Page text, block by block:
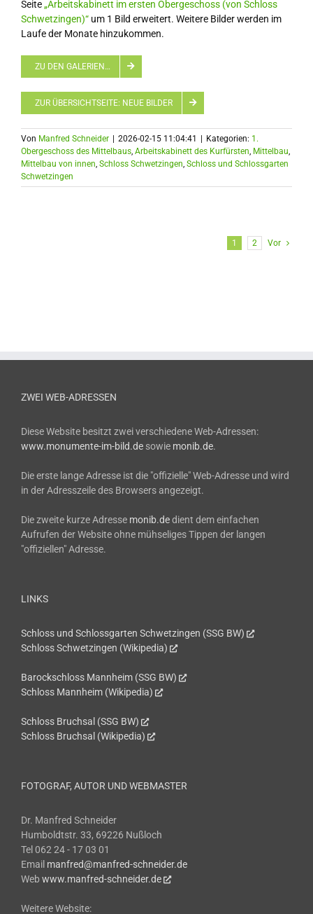
Seite„Arbeitskabinett im ersten Obergeschoss (von Schloss
Schwetzingen)“um 1 Bild erweitert. Weitere Bilder werden im
Laufe der Monate hinzukommen.
ZU DEN GALERIEN…
ZUR ÜBERSICHTSEITE: NEUE BILDER
Von Manfred Schneider 2026-02-15 11:04:41 Kategorien: 1.
Obergeschoss des Mittelbaus, Arbeitskabinett des Kurfürsten, Mittelbau,
Mittelbau von innen, Schloss Schwetzingen, Schloss und Schlossgarten
Schwetzingen
1 2 Vor
ZWEI WEB-ADRESSEN
Diese Website besitzt zwei verschiedene Web-Adressen:
www.monumente-im-bild.de sowie monib.de.
Die erste lange Adresse ist die "offizielle" Web-Adresse und wird
in der Adresszeile des Browsers angezeigt.
Die zweite kurze Adresse monib.dedient dem einfachen
Aufrufen der Website ohne mühseliges Tippen der langen
"offiziellen" Adresse.
LINKS
Schloss und Schlossgarten Schwetzingen (SSG BW)
Schloss Schwetzingen (Wikipedia)
Barockschloss Mannheim (SSG BW)
Schloss Mannheim (Wikipedia)
Schloss Bruchsal (SSG BW)
Schloss Bruchsal (Wikipedia)
FOTOGRAF, AUTOR UND WEBMASTER
Dr. Manfred Schneider
Humboldtstr. 33, 69226 Nußloch
Tel 062 24 - 17 03 01
Email manfred@manfred-schneider.de
Web www.manfred-schneider.de
Weitere Website: